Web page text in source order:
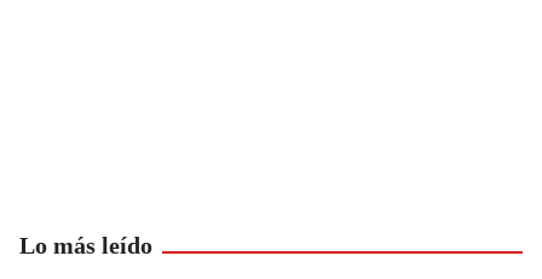
Lo más leído